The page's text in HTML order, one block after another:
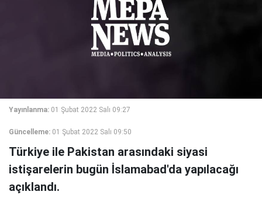
Yayınlanma: 01 Şubat 2022 Salı 09:27
Güncelleme: 01 Şubat 2022 Salı 09:50
Türkiye ile Pakistan arasındaki siyasi
istişarelerin bugün İslamabad'da yapılacağı
açıklandı.